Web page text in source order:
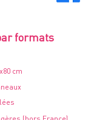
formats
cm